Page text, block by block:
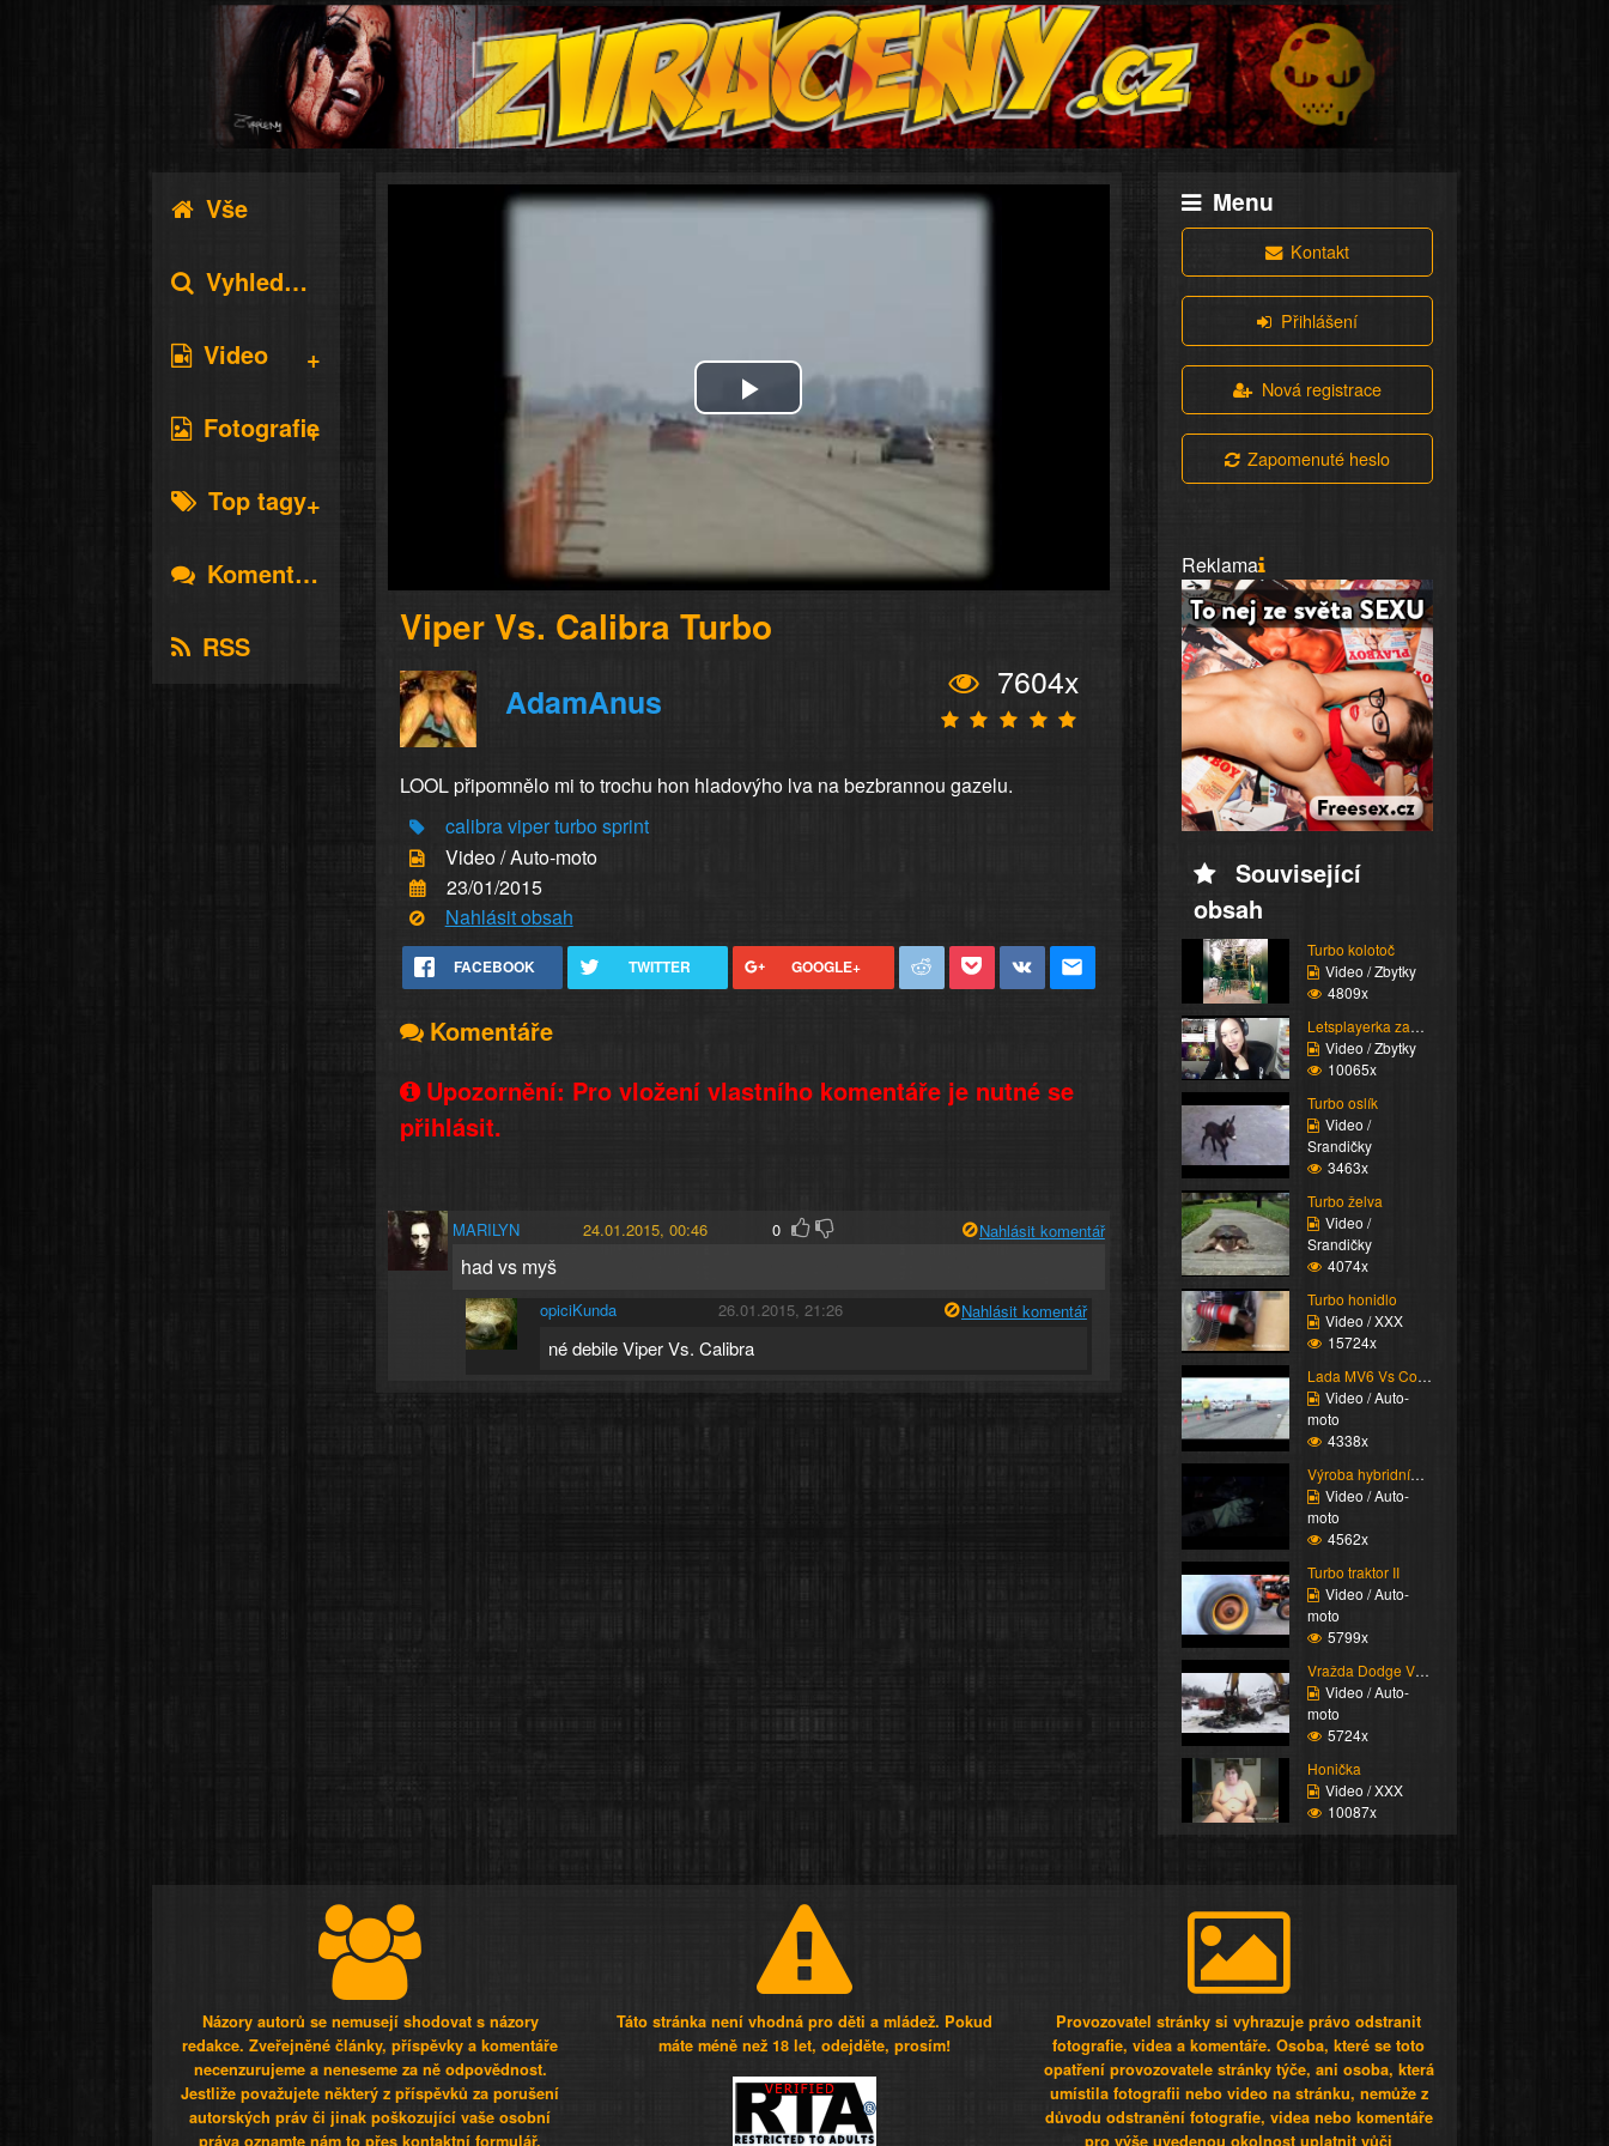
Vše
Vyhledávání
Video
Fotografie
Top tagy
Komentáře
RSS
Play
Video
Viper Vs. Calibra Turbo
AdamAnus
7604x
LOOL připomnělo mi to trochu hon hladovýho lva na bezbrannou gazelu.
calibraviperturbosprint
Video / Auto-moto
23/01/2015
Nahlásit obsah
FACEBOOK TWITTER GOOGLE+
Komentáře
Upozornění: Pro vložení vlastního komentáře je nutné se
přihlásit.
MARILYN 24.01.2015, 00:46 0 Nahlásit komentář
had vs myš
opiciKunda 26.01.2015, 21:26 Nahlásit komentář
né debile Viper Vs. Calibra
Menu
Kontakt
Přihlášení
Nová registrace
Zapomenuté heslo
Reklama
Související
obsah
Turbo kolotoč
Video / Zbytky
4809x
Letsplayerka zapomněla...
Video / Zbytky
10065x
Turbo oslík
Video /
Srandičky
3463x
Turbo želva
Video /
Srandičky
4074x
Turbo honidlo
Video / XXX
15724x
Lada MV6 Vs Corvette
Video / Auto-
moto
4338x
Výroba hybridního turb...
Video / Auto-
moto
4562x
Turbo traktor II
Video / Auto-
moto
5799x
Vražda Dodge Viperu
Video / Auto-
moto
5724x
Honička
Video / XXX
10087x
Názory autorů se nemusejí shodovat s názory
redakce. Zveřejněné články, příspěvky a komentáře
necenzurujeme a neneseme za ně odpovědnost.
Jestliže považujete některý z příspěvků za porušení
autorských práv či jinak poškozující vaše osobní
práva oznamte nám to přes kontaktní formulář.
Táto stránka není vhodná pro děti a mládež. Pokud
máte méně než 18 let, odejděte, prosím!
Provozovatel stránky si vyhrazuje právo odstranit
fotografie, videa a komentáře. Osoba, které se toto
opatření provozovatele stránky týče, ani osoba, která
umístila fotografii nebo video na stránku, nemůže z
důvodu odstranění fotografie, videa nebo komentáře
pro výše uvedenou okolnost uplatnit vůči